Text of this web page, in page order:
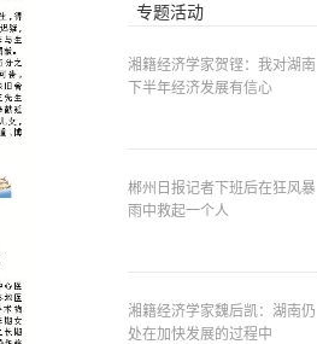
专题活动
湘籍经济学家贺铿：我对湖南
下半年经济发展有信心
郴州日报记者下班后在狂风暴
雨中救起一个人
湘籍经济学家魏后凯：湖南仍
处在加快发展的过程中